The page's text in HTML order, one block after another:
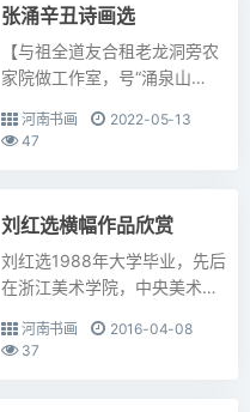
张涌辛丑诗画选
【与祖全道友合租老龙洞旁农
家院做工作室，号“涌泉山
禁！乃命笔】寄寓农家竹树
河南书画
2022-05-13
47
刘红选横幅作品欣赏
刘红选1988年大学毕业，先后
在浙江美术学院，中央美术学
中国楹联学会书法艺术委员会
河南书画
2016-04-08
37